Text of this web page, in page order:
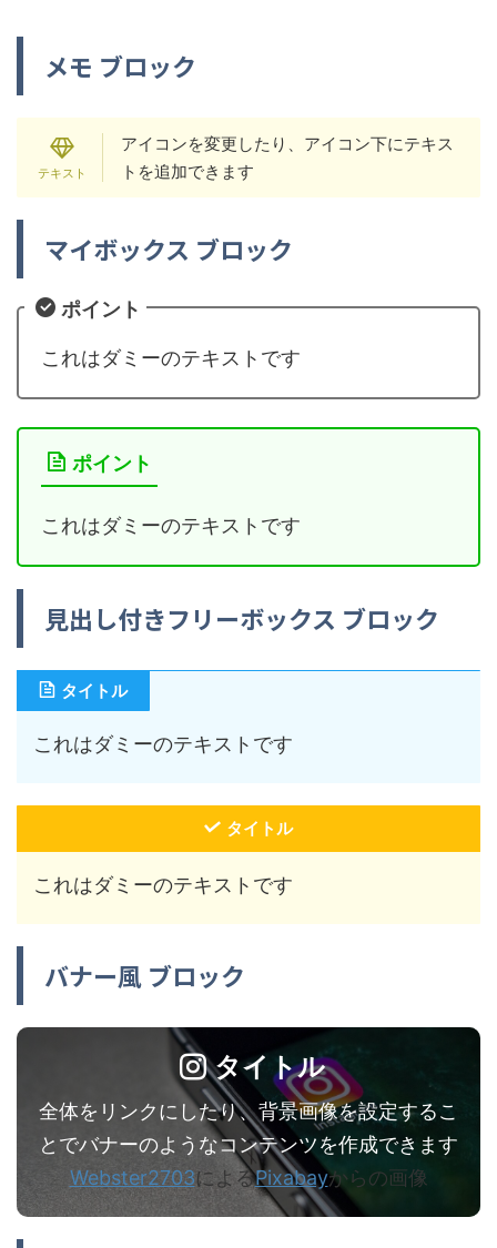
メモ ブロック
アイコンを変更したり、アイコン下にテキス
トを追加できます
マイボックス ブロック
ポイント
これはダミーのテキストです
ポイント
これはダミーのテキストです
見出し付きフリーボックス ブロック
タイトル
これはダミーのテキストです
タイトル
これはダミーのテキストです
バナー風 ブロック
タイトル
全体をリンクにしたり、背景画像を設定するこ
とでバナーのようなコンテンツを作成できます
Webster2703によるPixabayからの画像